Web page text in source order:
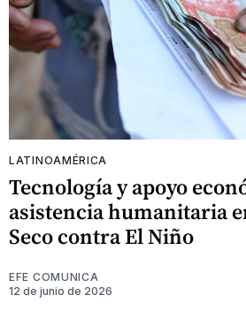
LATINOAMÉRICA
Tecnología y apoyo
asistencia humanitaria
Seco contra El Niño
EFE COMUNICA
12 de junio de 2026